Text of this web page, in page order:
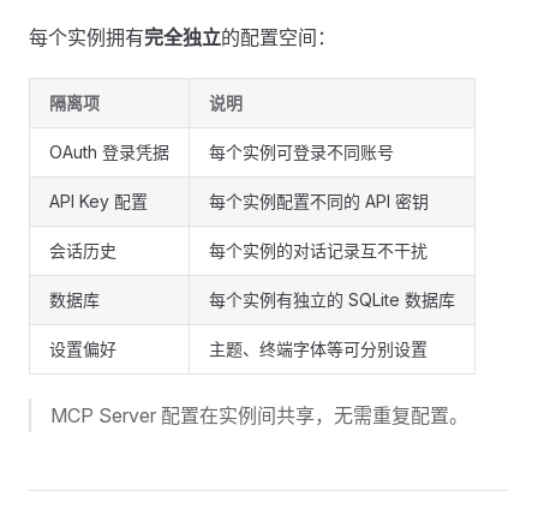
每个实例拥有完全独立的配置空间：
隔离项 说明
OAuth 登录凭据 每个实例可登录不同账号
API Key 配置 每个实例配置不同的 API 密钥
会话历史 每个实例的对话记录互不干扰
数据库 每个实例有独立的 SQLite 数据库
设置偏好 主题、终端字体等可分别设置
MCP Server 配置在实例间共享，无需重复配置。